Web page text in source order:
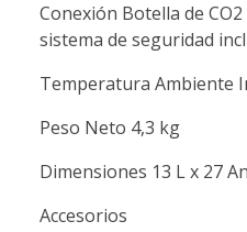
Conexión Botella de
sistema de seguridad
Temperatura Ambiente
Peso Neto 4,3 kg
Dimensiones 13 L x 27
Accesorios